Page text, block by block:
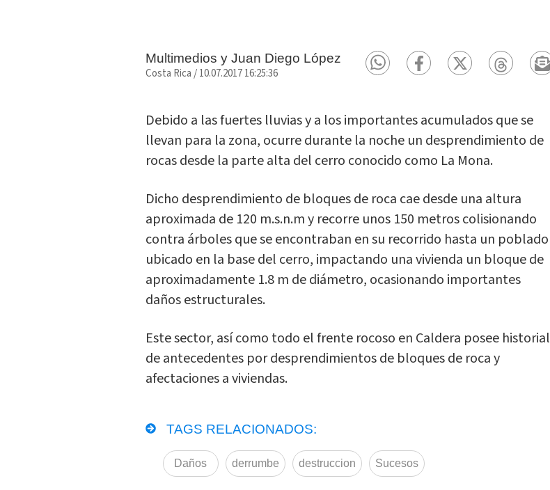
Multimedios y Juan Diego López
Costa Rica/10.07.2017 16:25:36
Debido a las fuertes lluvias y a los importantes acumulados que se
llevan para la zona, ocurre durante la noche un desprendimiento de
rocas desde la parte alta del cerro conocido como La Mona.
Dicho desprendimiento de bloques de roca cae desde una altura
aproximada de 120 m.s.n.m y recorre unos 150 metros colisionando
contra árboles que se encontraban en su recorrido hasta un poblado
ubicado en la base del cerro, impactando una vivienda un bloque de
aproximadamente 1.8 m de diámetro, ocasionando importantes
daños estructurales.
Este sector, así como todo el frente rocoso en Caldera posee historial
de antecedentes por desprendimientos de bloques de roca y
afectaciones a viviendas.
TAGS RELACIONADOS:
Daños derrumbe destruccion Sucesos